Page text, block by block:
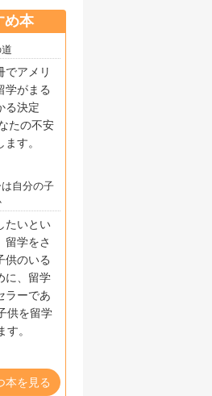
め本
でアメリ
学がまる
る決定
たの不安
す。
自分の子
たいとい
留学をさ
供のいる
に、留学
ラーであ
供を留学
。
本を見る